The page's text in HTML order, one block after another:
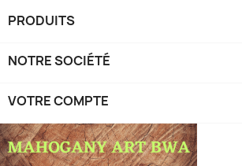
PRODUITS
NOTRE SOCIÉTÉ
VOTRE COMPTE